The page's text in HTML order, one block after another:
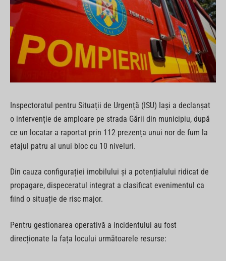
Inspectoratul pentru Situații de Urgență (ISU) Iași a declanșat
o intervenție de amploare pe strada Gării din municipiu, după
ce un locatar a raportat prin 112 prezența unui nor de fum la
etajul patru al unui bloc cu 10 niveluri.
Din cauza configurației imobilului și a potențialului ridicat de
propagare, dispeceratul integrat a clasificat evenimentul ca
fiind o situație de risc major.
Pentru gestionarea operativă a incidentului au fost
direcționate la fața locului următoarele resurse: